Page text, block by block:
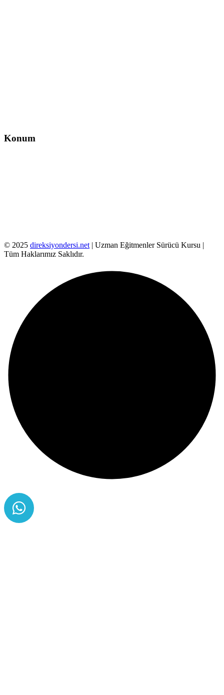
Konum
© 2025 direksiyondersi.net | Uzman Eğitmenler Sürücü Kursu |
Tüm Haklarımız Saklıdır.